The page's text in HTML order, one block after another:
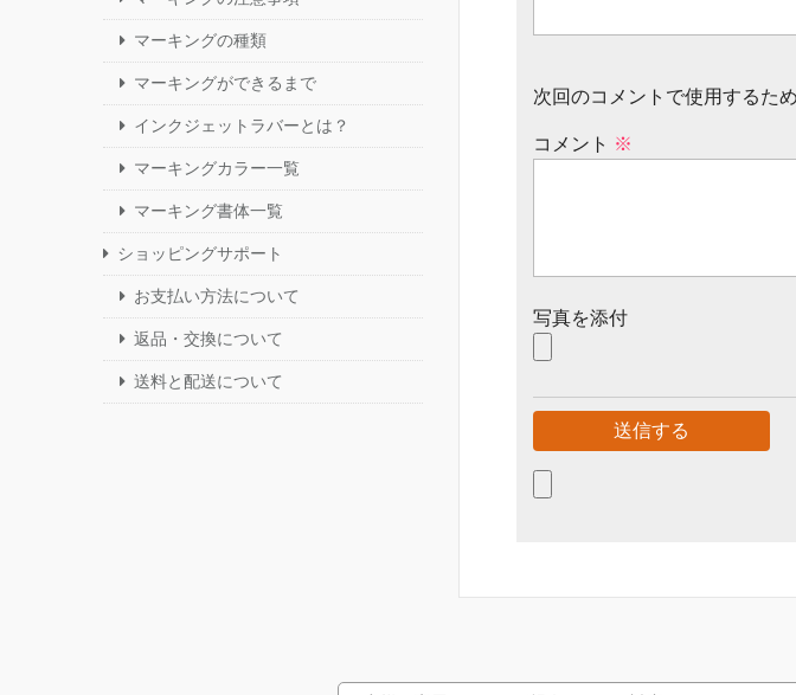
次回のコメントで使用するた
コメント ※
写真を添付
マーキングの種類
マーキングができるまで
インクジェットラバーとは？
マーキングカラー一覧
マーキング書体一覧
ショッピングサポート
お支払い方法について
返品・交換について
送料と配送について